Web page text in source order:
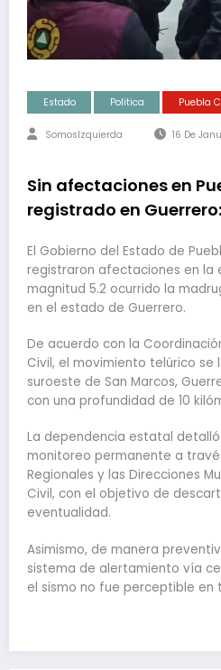
Estado Politica Puebla
SomosIzquierda 16 De
Sin afectaciones en
registrado en
El Gobierno del Estado de
registraron afectaciones en la
magnitud 5.2 ocurrido la
en el estado de Guerrero.
De acuerdo con la
Civil, el movimiento telúrico se
suroeste de San Marcos,
con una profundidad de 10
La dependencia estatal
monitoreo permanente a
Regionales y las Direcciones
Civil, con el objetivo de
eventualidad.
Asimismo, de manera
sistema de alertamiento vía
el sismo no fue perceptible en